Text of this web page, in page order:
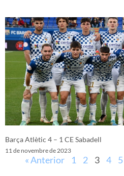
Barça Atlètic 4 – 1 CE Sabadell
11 de novembre de 2023
« Anterior 1 2 3 4 5